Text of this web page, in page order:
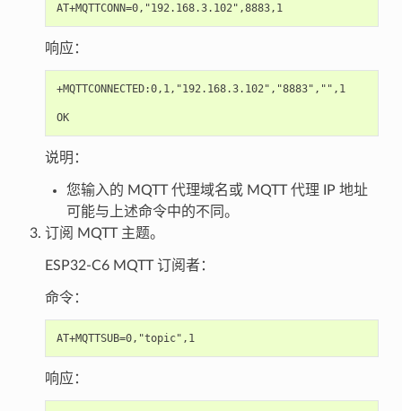
AT+MQTTCONN=0,"192.168.3.102",8883,1
响应：
+MQTTCONNECTED:0,1,"192.168.3.102","8883","",1
OK
说明：
您输入的 MQTT 代理域名或 MQTT 代理 IP 地址
可能与上述命令中的不同。
订阅 MQTT 主题。
ESP32-C6 MQTT 订阅者：
命令：
AT+MQTTSUB=0,"topic",1
响应：